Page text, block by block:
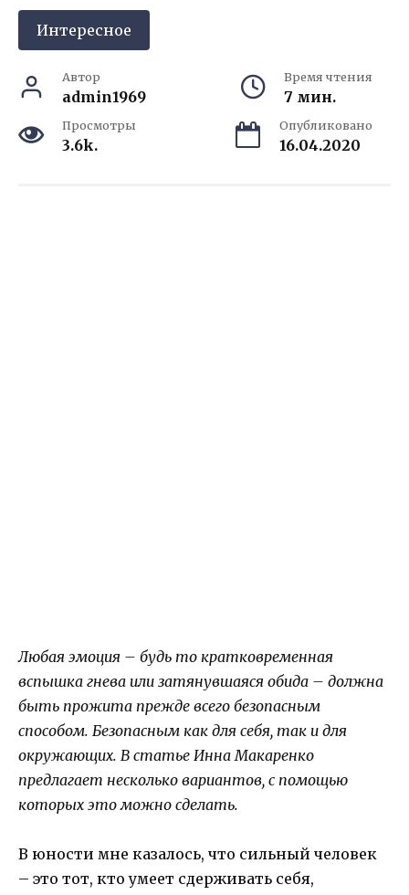
Интересное
Автор
admin1969
Время чтения
7 мин.
Просмотры
3.6k.
Опубликовано
16.04.2020
Любая эмоция – будь то кратковременная
вспышка гнева или затянувшаяся обида – должна
быть прожита прежде всего безопасным
способом. Безопасным как для себя, так и для
окружающих. В статье Инна Макаренко
предлагает несколько вариантов, с помощью
которых это можно сделать.
В юности мне казалось, что сильный человек
– это тот, кто умеет сдерживать себя,